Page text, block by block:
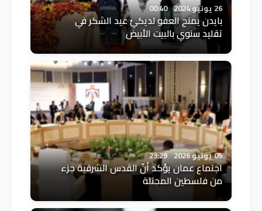
26 يونيو 2024 00:40
بايدن يمنح العفو لديكيْ عيد الشكر في
تقليد سنوي بالبيت الأبيض
05 يونيو 2026 23:29
اجتماع عمان يؤكد أنّ القدس الشرقية جزء
من فلسطين المحتلة